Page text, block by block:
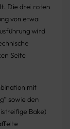
Die drei roten
von etwa
wird
Seite
mit
sowie den
Bake)